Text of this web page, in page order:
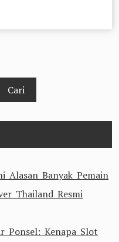
Alasan Banyak Pemain
Thailand Resmi
Ponsel: Kenapa Slot